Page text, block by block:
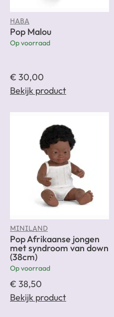
HABA
Pop Malou
Op voorraad
€ 30,00
Bekijk product
MINILAND
Pop Afrikaanse jongen
met syndroom van down
(38cm)
Op voorraad
€ 38,50
Bekijk product